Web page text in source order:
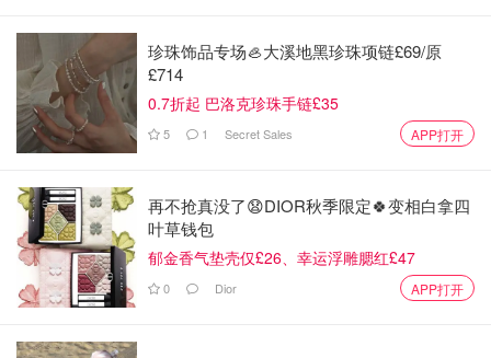
珍珠饰品专场🦪大溪地黑珍珠项链£69/原
£714
0.7折起 巴洛克珍珠手链£35
5 1 Secret Sales APP打开
再不抢真没了😧DIOR秋季限定🍀变相白拿四
叶草钱包
郁金香气垫壳仅£26、幸运浮雕腮红£47
0 Dior APP打开